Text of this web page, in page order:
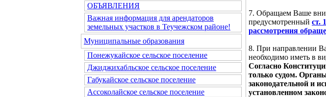
ОБЪЯВЛЕНИЯ
Важная информация для арендаторов
земельных участков в Теучежском районе!
Муниципальные образования
Понежукайское сельское поселение
Джиджихабльское сельское поселение
Габукайское сельское поселение
Ассоколайское сельское поселение
7. Обращаем Ваше
предусмотренный ст.
рассмотрения
8. При направлении
необходимо иметь в
Согласно
только судом.
законодательной и
установленном